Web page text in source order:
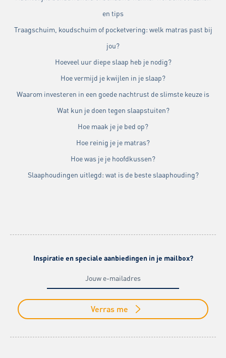
en tips
Traagschuim, koudschuim of pocketvering: welk matras past bij
jou?
Hoeveel uur diepe slaap heb je nodig?
Hoe vermijd je kwijlen in je slaap?
Waarom investeren in een goede nachtrust de slimste keuze is
Wat kun je doen tegen slaapstuiten?
Hoe maak je je bed op?
Hoe reinig je je matras?
Hoe was je je hoofdkussen?
Slaaphoudingen uitlegd: wat is de beste slaaphouding?
Inspiratie en speciale aanbiedingen in je mailbox?
Verras me